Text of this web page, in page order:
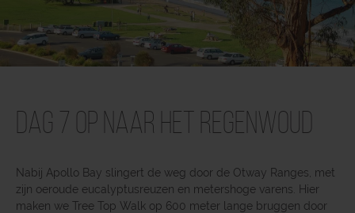
Dag 7 Op naar het regenwoud
Nabij Apollo Bay slingert de weg door de Otway Ranges, met
zijn oeroude eucalyptusreuzen en metershoge varens. Hier
maken we Tree Top Walk op 600 meter lange bruggen door